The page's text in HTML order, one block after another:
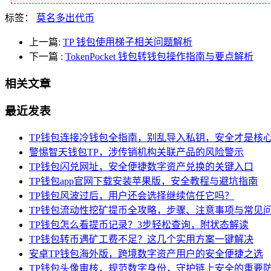
标签： 莫名多出代币
上一篇: TP 钱包使用梯子相关问题解析
下一篇 : TokenPocket 钱包转钱包操作指南与要点解析
相关文章
最近发表
TP钱包连接冷钱包全指南，别乱导入私钥，安全才是核
警惕智天钱包TP，涉传销机构关联产品的风险警示
TP钱包闪兑网址，安全便捷数字资产兑换的关键入口
TP钱包app官网下载安装苹果版，安全教程与避坑指南
TP钱包风波过后，用户还会选择继续信任它吗？
TP钱包流动性挖矿提币全攻略，步骤、注意事项与常见
TP钱包怎么看提币记录？3步轻松查询，附状态解读
TP钱包转币遇矿工费不足？这几个实用方案一键解决
安卓TP钱包海外版，跨境数字资产用户的安全便捷之选
TP钱包头像审核，规范数字身份，守护链上安全的重要